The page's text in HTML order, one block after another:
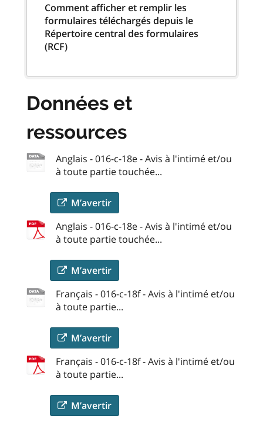
Comment afficher et remplir les
formulaires téléchargés depuis le
Répertoire central des formulaires
(RCF)
Données et
ressources
Anglais - 016-c-18e - Avis à l'intimé et/ou
à toute partie touchée...
M’avertir
Anglais - 016-c-18e - Avis à l'intimé et/ou
à toute partie touchée...
M’avertir
Français - 016-c-18f - Avis à l'intimé et/ou
à toute partie...
M’avertir
Français - 016-c-18f - Avis à l'intimé et/ou
à toute partie...
M’avertir